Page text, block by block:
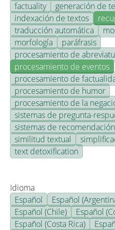
factuality
generación de
indexación de textos
traducción automática
morfología
paráfrasis
procesamiento de
procesamiento de eventos
procesamiento de
procesamiento de humor
procesamiento de la
sistemas de pregunta-
sistemas de recomendación
similitud textual
text detoxification
Idioma
Español
Español
Español (Chile)
Español
Español (Costa Rica)